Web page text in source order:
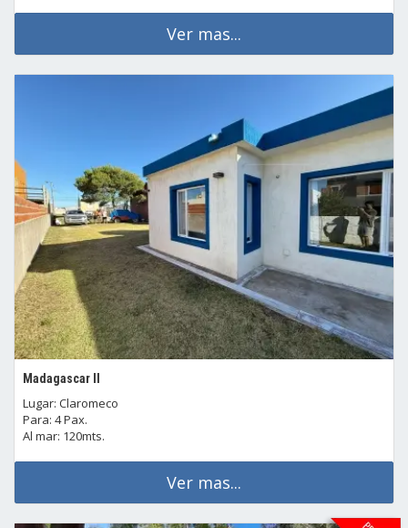
Ver mas...
Madagascar II
Lugar: Claromeco
Para: 4 Pax.
Al mar: 120mts.
Ver mas...